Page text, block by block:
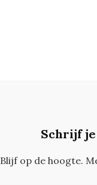
Schrijf
Blijf op de hoogte.